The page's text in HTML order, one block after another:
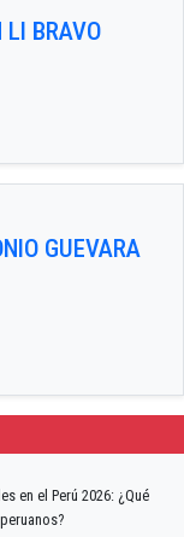
LI BRAVO
GUEVARA
en el Perú 2026: ¿Qué